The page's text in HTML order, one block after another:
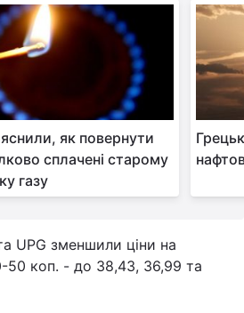
як повернути
сплачені старому
газу
UPG зменшили ціни на
50 коп. - до 38,43, 36,99 та